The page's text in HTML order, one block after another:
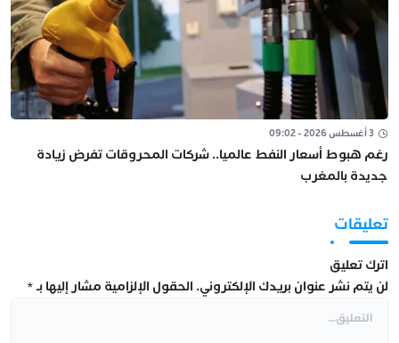
3 أغسطس 2026 - 09:02
رغم هبوط أسعار النفط عالميا.. شركات المحروقات تفرض زيادة
جديدة بالمغرب
تعليقات
اترك تعليق
لن يتم نشر عنوان بريدك الإلكتروني. الحقول الإلزامية مشار إليها بـ*